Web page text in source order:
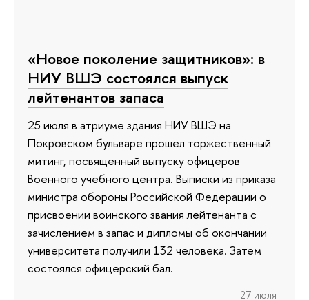
«Новое поколение защитников»: в
НИУ ВШЭ состоялся выпуск
лейтенантов запаса
25 июля в атриуме здания НИУ ВШЭ на
Покровском бульваре прошел торжественный
митинг, посвященный выпуску офицеров
Военного учебного центра. Выписки из приказа
министра обороны Российской Федерации о
присвоении воинского звания лейтенанта с
зачислением в запас и дипломы об окончании
университета получили 132 человека. Затем
состоялся офицерский бал.
27 июля